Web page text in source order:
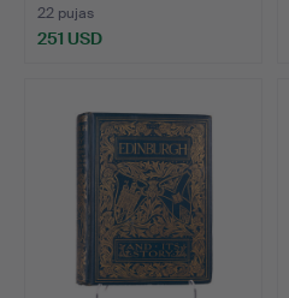
22 pujas
251 USD